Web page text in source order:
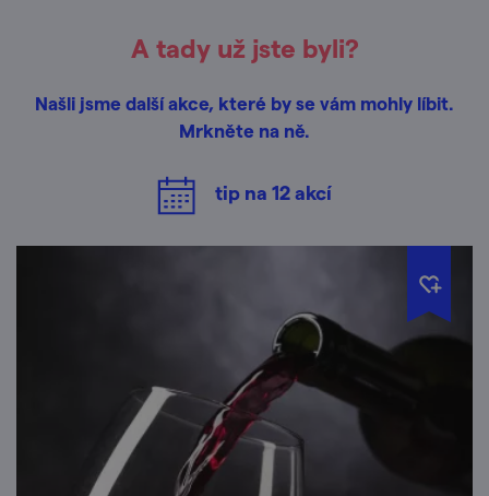
A tady už jste byli?
Našli jsme další akce, které by se vám mohly líbit.
Mrkněte na ně.
tip na 12akcí